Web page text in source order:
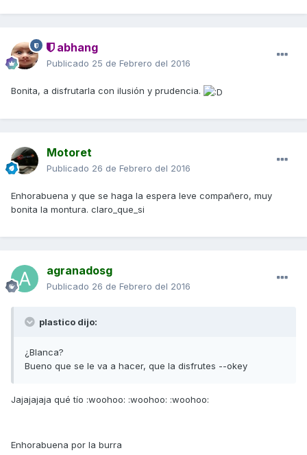
abhang
Publicado 25 de Febrero del 2016
Bonita, a disfrutarla con ilusión y prudencia.
Motoret
Publicado 26 de Febrero del 2016
Enhorabuena y que se haga la espera leve compañero, muy
bonita la montura. claro_que_si
agranadosg
Publicado 26 de Febrero del 2016
plastico dijo:
¿Blanca?
Bueno que se le va a hacer, que la disfrutes --okey
Jajajajaja qué tío :woohoo: :woohoo: :woohoo:
Enhorabuena por la burra